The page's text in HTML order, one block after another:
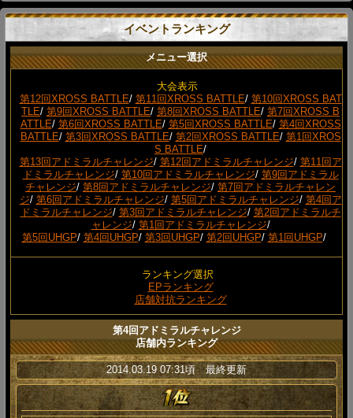
イベントランキング
メニュー選択
大会表示
第12回XROSS BATTLE/ 第11回XROSS BATTLE/ 第10回XROSS BAT
TLE/ 第9回XROSS BATTLE/ 第8回XROSS BATTLE/ 第7回XROSS B
ATTLE/ 第6回XROSS BATTLE/ 第5回XROSS BATTLE/ 第4回XROSS
BATTLE/ 第3回XROSS BATTLE/ 第2回XROSS BATTLE/ 第1回XROS
S BATTLE/
第13回アドミラルチャレンジ/ 第12回アドミラルチャレンジ/ 第11回ア
ドミラルチャレンジ/ 第10回アドミラルチャレンジ/ 第9回アドミラル
チャレンジ/ 第8回アドミラルチャレンジ/ 第7回アドミラルチャレン
ジ/ 第6回アドミラルチャレンジ/ 第5回アドミラルチャレンジ/ 第4回ア
ドミラルチャレンジ/ 第3回アドミラルチャレンジ/ 第2回アドミラルチ
ャレンジ/ 第1回アドミラルチャレンジ/
第5回UHGP/ 第4回UHGP/ 第3回UHGP/ 第2回UHGP/ 第1回UHGP/
ランキング選択
EPランキング
店舗対抗ランキング
第4回アドミラルチャレンジ
店舗内ランキング
2014.03.19 07:31頃 最終更新